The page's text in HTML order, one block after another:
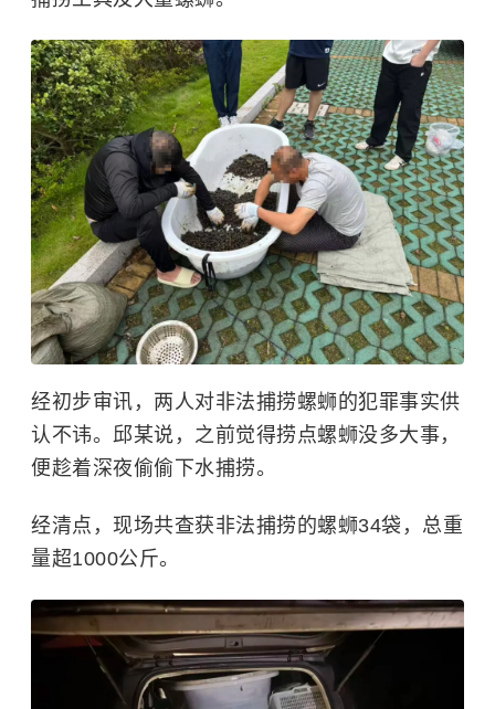
经初步审讯，两人对非法捕捞螺蛳的犯罪事实供
认不讳。邱某说，之前觉得捞点螺蛳没多大事，
便趁着深夜偷偷下水捕捞。
经清点，现场共查获非法捕捞的螺蛳34袋，总重
量超1000公斤。